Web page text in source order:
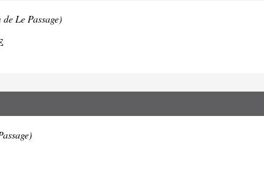
Le Passage)